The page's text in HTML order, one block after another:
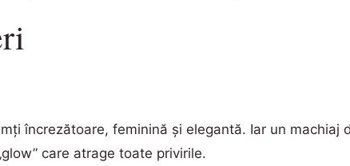
încrezătoare, feminină și elegantă. Iar un machiaj
care atrage toate privirile.